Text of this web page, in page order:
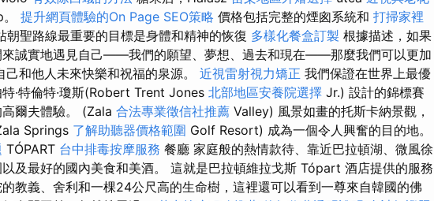
提升網頁體驗的On Page SEO策略 價格包括完整的煙囪系統和 打掃家裡
朝聖路線最重要的目標是身體和精神的恢復 多樣化餐盒訂製 根據描述，如果
來誠實地遇見自己——我們的願望、夢想、過去和現在——那麼我們可以更加
和他人未來快樂和祝福的泉源。 近視雷射視力矯正 我們保證在世界上最優
·特倫特·瓊斯(Robert Trent Jones 北部地區安養院選擇 Jr.) 設計的錦標賽
爾夫體驗。 (Zala 合法專業徵信社推薦 Valley) 風景如畫的托斯卡納景觀，
Springs 了解助聽器價格範圍 Golf Resort) 成為一個令人興奮的目的地。
TÓPART 台中排毒按摩服務 餐廳 家庭般的熱情款待、靠近巴拉頓湖、微風徐
及最好的國內美食和美酒。 這就是巴拉頓維拉戈斯 Tópart 酒店提供的服務
教義、舍利和一棵24公尺高的生命樹，這裡還可以看到一尊來自韓國的佛